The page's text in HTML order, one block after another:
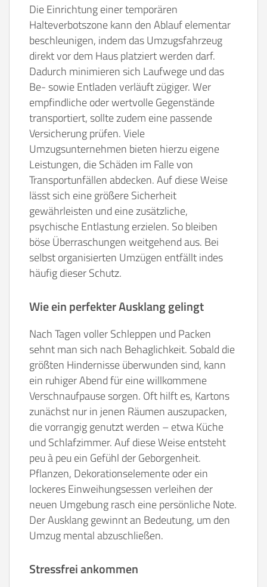
Die Einrichtung einer temporären
Halteverbotszone kann den Ablauf elementar
beschleunigen, indem das Umzugsfahrzeug
direkt vor dem Haus platziert werden darf.
Dadurch minimieren sich Laufwege und das
Be- sowie Entladen verläuft zügiger. Wer
empfindliche oder wertvolle Gegenstände
transportiert, sollte zudem eine passende
Versicherung prüfen. Viele
Umzugsunternehmen bieten hierzu eigene
Leistungen, die Schäden im Falle von
Transportunfällen abdecken. Auf diese Weise
lässt sich eine größere Sicherheit
gewährleisten und eine zusätzliche,
psychische Entlastung erzielen. So bleiben
böse Überraschungen weitgehend aus. Bei
selbst organisierten Umzügen entfällt indes
häufig dieser Schutz.
Wie ein perfekter Ausklang gelingt
Nach Tagen voller Schleppen und Packen
sehnt man sich nach Behaglichkeit. Sobald die
größten Hindernisse überwunden sind, kann
ein ruhiger Abend für eine willkommene
Verschnaufpause sorgen. Oft hilft es, Kartons
zunächst nur in jenen Räumen auszupacken,
die vorrangig genutzt werden – etwa Küche
und Schlafzimmer. Auf diese Weise entsteht
peu à peu ein Gefühl der Geborgenheit.
Pflanzen, Dekorationselemente oder ein
lockeres Einweihungsessen verleihen der
neuen Umgebung rasch eine persönliche Note.
Der Ausklang gewinnt an Bedeutung, um den
Umzug mental abzuschließen.
Stressfrei ankommen